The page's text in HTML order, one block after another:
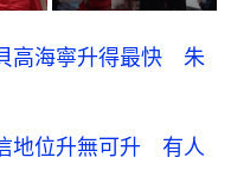
高海寧升得最快 朱
地位升無可升 有人